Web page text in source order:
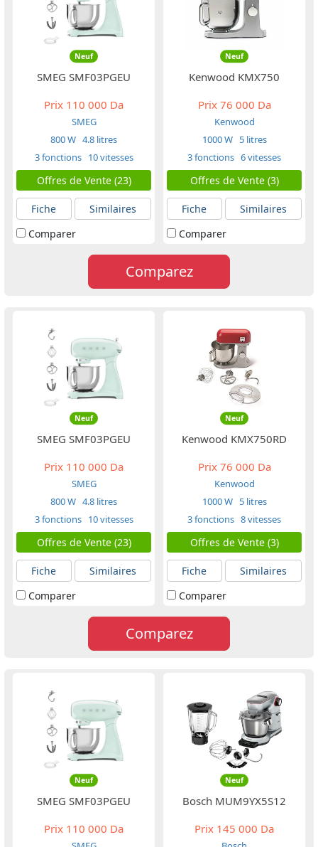
Neuf
SMEG SMF03PGEU
Prix 110 000 Da
SMEG
800 W 4.8 litres
3 fonctions 10 vitesses
Offres de Vente (23)
Fiche
Similaires
Comparer
Neuf
Kenwood KMX750
Prix76 000 Da
Kenwood
1000 W 5 litres
3 fonctions 6 vitesses
Offres de Vente (3)
Fiche
Similaires
Comparer
Comparez
Neuf
SMEG SMF03PGEU
Prix 110 000 Da
SMEG
800 W 4.8 litres
3 fonctions 10 vitesses
Offres de Vente (23)
Fiche
Similaires
Comparer
Neuf
Kenwood KMX750RD
Prix76 000 Da
Kenwood
1000 W 5 litres
3 fonctions 8 vitesses
Offres de Vente (3)
Fiche
Similaires
Comparer
Comparez
Neuf
SMEG SMF03PGEU
Prix 110 000 Da
Neuf
Bosch MUM9YX5S12
Prix 145 000 Da